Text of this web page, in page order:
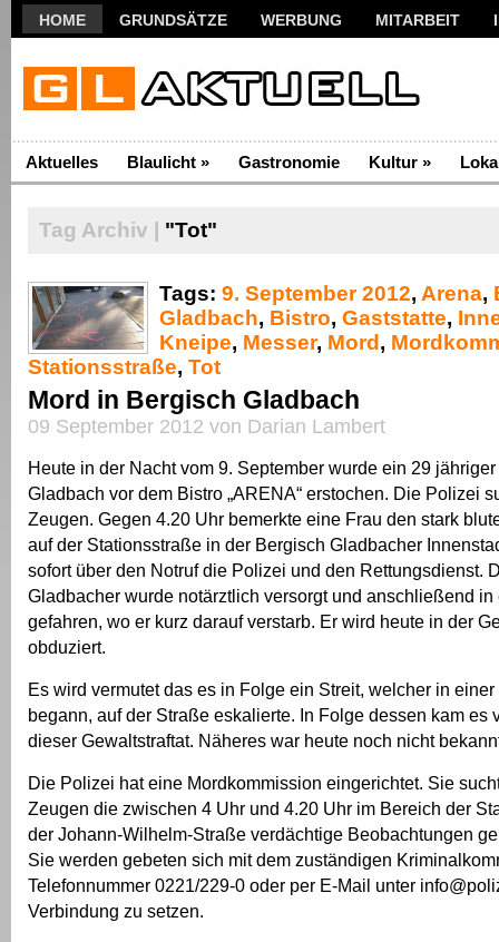
HOME GRUNDSÄTZE WERBUNG MITARBEIT
Aktuelles Blaulicht » Gastronomie Kultur »
Tag Archiv | "Tot"
Tags: 9. September 2012, Arena,
Gladbach, Bistro, Gaststatte,
Kneipe, Messer, Mord ,
Stationsstraße, Tot
Mord in Bergisch Gladbach
09 September 2012 von Darian Lambert
Heute in der Nacht vom 9. September wurde ein 29
Gladbach vor dem Bistro „ARENA“ erstochen. Die Polizei
Zeugen. Gegen 4.20 Uhr bemerkte eine Frau den stark
auf der Stationsstraße in der Bergisch Gladbacher
sofort über den Notruf die Polizei und den Rettungsdienst.
Gladbacher wurde notärztlich versorgt und anschließend
gefahren, wo er kurz darauf verstarb. Er wird heute in der
obduziert.
Es wird vermutet das es in Folge ein Streit, welcher in einer
begann, auf der Straße eskalierte. In Folge dessen kam es
dieser Gewaltstraftat. Näheres war heute noch nicht
Die Polizei hat eine Mordkommission eingerichtet. Sie
Zeugen die zwischen 4 Uhr und 4.20 Uhr im Bereich der
der Johann-Wilhelm-Straße verdächtige Beobachtungen
Sie werden gebeten sich mit dem zuständigen
Telefonnummer 0221/229-0 oder per E-Mail unter
Verbindung zu setzen.